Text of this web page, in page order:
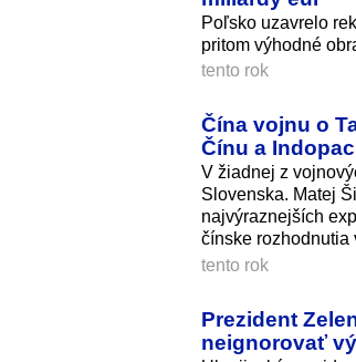
Poľsko uzavrelo
pritom výhodné
tento rok
Čína vojnu o
Čínu a
V žiadnej z
Slovenska. Matej
najvýraznejších
čínske rozhodnutia
tento rok
Prezident
neignorovať